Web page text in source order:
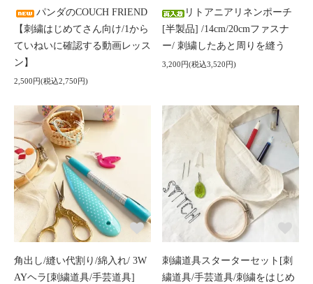
パンダのCOUCH FRIEND
【刺繍はじめてさん向け/1から
ていねいに確認する動画レッス
ン】
2,500円(税込2,750円)
リトアニアリネンポーチ
[半製品] /14cm/20cmファスナ
ー/ 刺繍したあと周りを縫う
3,200円(税込3,520円)
角出し/縫い代割り/綿入れ/ 3W
AYヘラ[刺繍道具/手芸道具]
刺繍道具スターターセット[刺
繍道具/手芸道具/刺繍をはじめ